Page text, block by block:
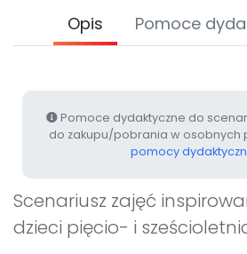
Opis Pomoce
Pomoce dydaktyczne do
do zakupu/pobrania w osobnych
pomocy
Scenariusz zajęć
dzieci pięcio- i